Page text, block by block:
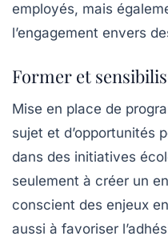
employés, mais
l’engagement envers
Former et
Mise en place de
sujet et d’opportunités
dans des initiatives
seulement à créer un
conscient des enjeux
aussi à favoriser